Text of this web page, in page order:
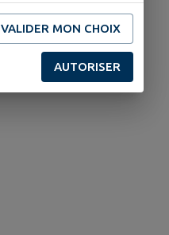
VALIDER MON CHOIX
AUTORISER